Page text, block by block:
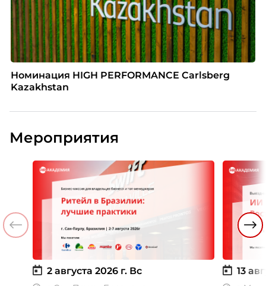
Номинация HIGH PERFORMANCE Carlsberg
Kazakhstan
Мероприятия
2 августа 2026 г. Вс 13